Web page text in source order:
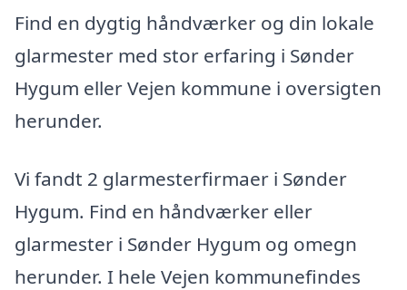
Find en dygtig håndværker og din lokale
glarmester med stor erfaring i Sønder
Hygum eller Vejen kommune i oversigten
herunder.
Vi fandt 2 glarmesterfirmaer i Sønder
Hygum. Find en håndværker eller
glarmester i Sønder Hygum og omegn
herunder. I hele Vejen kommunefindes